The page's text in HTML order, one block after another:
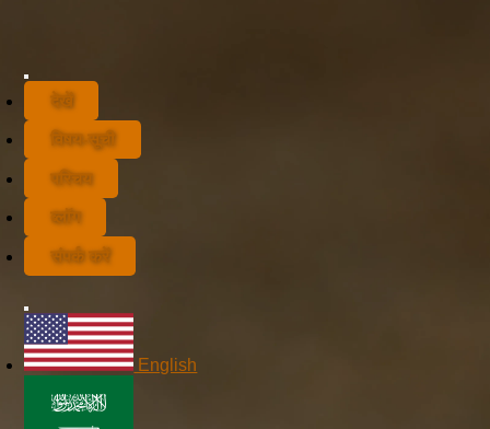
देखें
विषय-सूची
परिचय
ब्लॉग
संपर्क करें
English